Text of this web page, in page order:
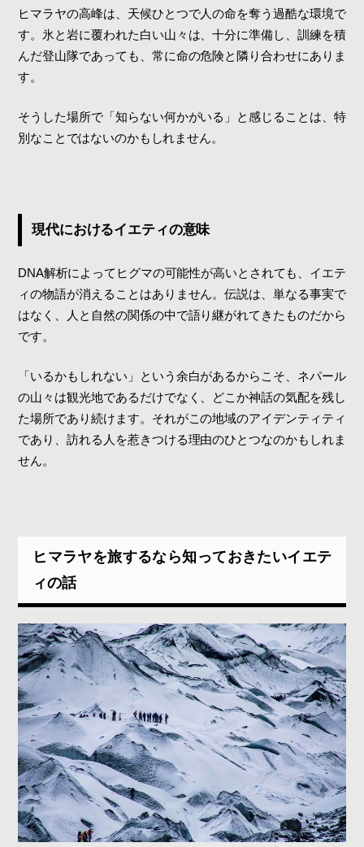
ヒマラヤの高峰は、天候ひとつで人の命を奪う過酷な環境で
す。氷と岩に覆われた白い山々は、十分に準備し、訓練を積
んだ登山隊であっても、常に命の危険と隣り合わせにありま
す。
そうした場所で「知らない何かがいる」と感じることは、特
別なことではないのかもしれません。
現代におけるイエティの意味
DNA解析によってヒグマの可能性が高いとされても、イエテ
ィの物語が消えることはありません。伝説は、単なる事実で
はなく、人と自然の関係の中で語り継がれてきたものだから
です。
「いるかもしれない」という余白があるからこそ、ネパール
の山々は観光地であるだけでなく、どこか神話の気配を残し
た場所であり続けます。それがこの地域のアイデンティティ
であり、訪れる人を惹きつける理由のひとつなのかもしれま
せん。
ヒマラヤを旅するなら知っておきたいイエテ
ィの話